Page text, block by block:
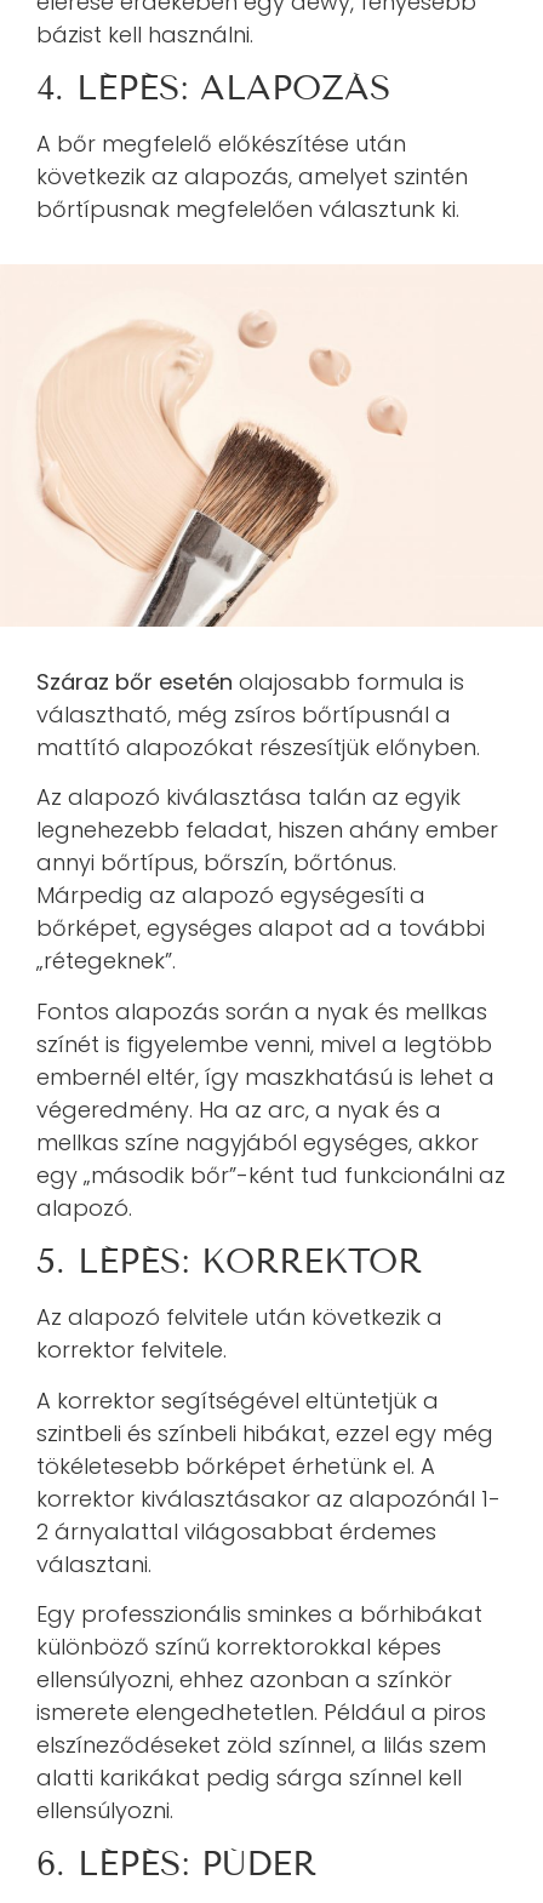
bázist kell használni.
4. LÉPÉS: ALAPOZÁS
A bőr megfelelő előkészítése után
következik az alapozás, amelyet szintén
bőrtípusnak megfelelően választunk ki.
Száraz bőr esetén olajosabb formula is
választható, még zsíros bőrtípusnál a
mattító alapozókat részesítjük előnyben.
Az alapozó kiválasztása talán az egyik
legnehezebb feladat, hiszen ahány ember
annyi bőrtípus, bőrszín, bőrtónus.
Márpedig az alapozó egységesíti a
bőrképet, egységes alapot ad a további
„rétegeknek”.
Fontos alapozás során a nyak és mellkas
színét is figyelembe venni, mivel a legtöbb
embernél eltér, így maszkhatású is lehet a
végeredmény. Ha az arc, a nyak és a
mellkas színe nagyjából egységes, akkor
egy „második bőr”-ként tud funkcionálni az
alapozó.
5. LÉPÉS: KORREKTOR
Az alapozó felvitele után következik a
korrektor felvitele.
A korrektor segítségével eltüntetjük a
szintbeli és színbeli hibákat, ezzel egy még
tökéletesebb bőrképet érhetünk el. A
korrektor kiválasztásakor az alapozónál 1-
2 árnyalattal világosabbat érdemes
választani.
Egy professzionális sminkes a bőrhibákat
különböző színű korrektorokkal képes
ellensúlyozni, ehhez azonban a színkör
ismerete elengedhetetlen. Például a piros
elszíneződéseket zöld színnel, a lilás szem
alatti karikákat pedig sárga színnel kell
ellensúlyozni.
6. LÉPÉS: PÚDER